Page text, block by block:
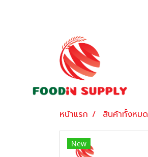
หน้าแรก สินค้าทั้งหมด
New